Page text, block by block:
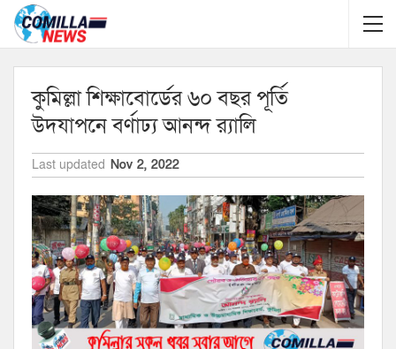
কুমিল্লা শিক্ষাবোর্ডের ৬০ বছর পূর্তি
উদযাপনে বর্ণাঢ্য আনন্দ র‍্যালি
Last updated Nov 2, 2022